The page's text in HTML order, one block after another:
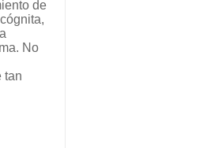
de
No
tan